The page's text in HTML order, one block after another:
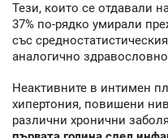
Тези, които се отдавали
37% по-рядко умирали
със
аналогично
Неактивните в интимен
хипертония, повишени
различни хронични